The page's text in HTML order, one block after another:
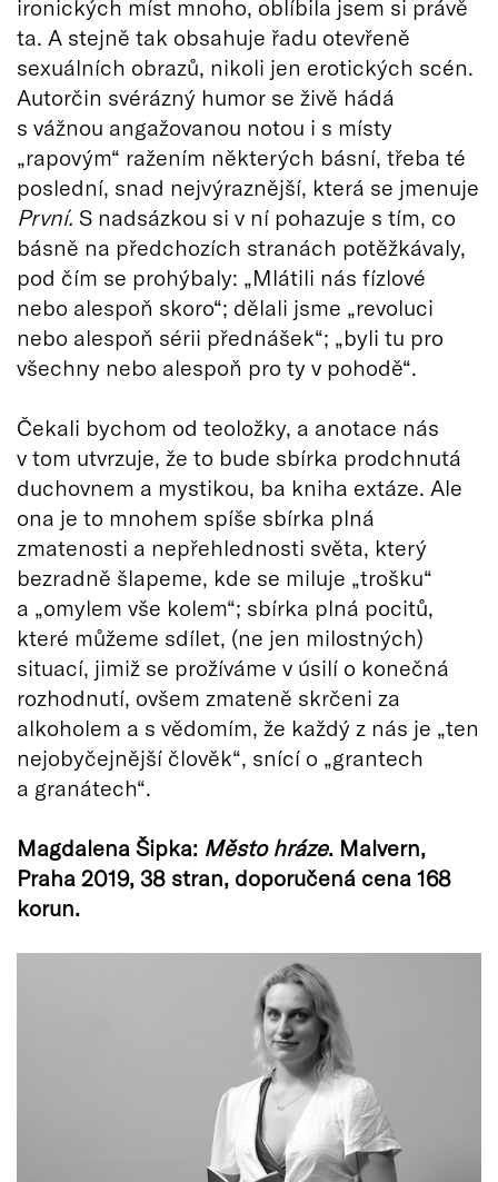
ironických míst mnoho, oblíbila jsem si právě
ta. A stejně tak obsahuje řadu otevřeně
sexuálních obrazů, nikoli jen erotických scén.
Autorčin svérázný humor se živě hádá
s vážnou angažovanou notou i s místy
„rapovým“ ražením některých básní, třeba té
poslední, snad nejvýraznější, která se jmenuje
První. S nadsázkou si v ní pohazuje s tím, co
básně na předchozích stranách potěžkávaly,
pod čím se prohýbaly: „Mlátili nás fízlové
nebo alespoň skoro“; dělali jsme „revoluci
nebo alespoň sérii přednášek“; „byli tu pro
všechny nebo alespoň pro ty v pohodě“.
Čekali bychom od teoložky, a anotace nás
v tom utvrzuje, že to bude sbírka prodchnutá
duchovnem a mystikou, ba kniha extáze. Ale
ona je to mnohem spíše sbírka plná
zmatenosti a nepřehlednosti světa, který
bezradně šlapeme, kde se miluje „trošku“
a „omylem vše kolem“; sbírka plná pocitů,
které můžeme sdílet, (ne jen milostných)
situací, jimiž se prožíváme v úsilí o konečná
rozhodnutí, ovšem zmateně skrčeni za
alkoholem a s vědomím, že každý z nás je „ten
nejobyčejnější člověk“, snící o „grantech
a granátech“.
Magdalena Šipka: Město hráze. Malvern,
Praha 2019, 38 stran, doporučená cena 168
korun.